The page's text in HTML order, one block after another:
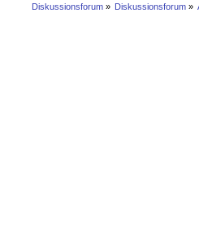
Diskussionsforum» Diskussionsforum»